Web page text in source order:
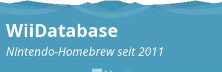
Zum Inhalt springen
WiiDatabase
Nintendo-Homebrew seit 2011